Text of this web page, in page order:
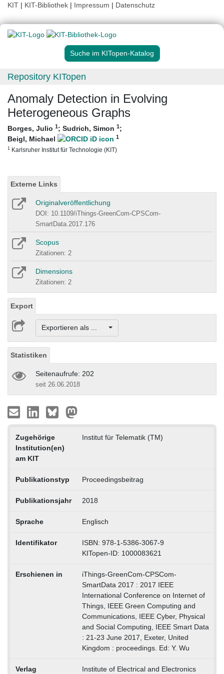
KIT | KIT-Bibliothek | Impressum | Datenschutz
Suche im KITopen-Katalog
Repository KITopen
Anomaly Detection in Evolving
Heterogeneous Graphs
Borges, Julio 1; Sudrich, Simon 1;
Beigl, Michael
1
1 Karlsruher Institut für Technologie (KIT)
Externe Links
Originalveröffentlichung
DOI: 10.1109/iThings-GreenCom-CPSCom-
SmartData.2017.176
Scopus
Zitationen: 2
Dimensions
Zitationen: 2
Export
Exportieren als ...
Statistiken
Seitenaufrufe: 202
seit 26.06.2018
Zugehörige
Institution(en)
am KIT
Institut für Telematik (TM)
Publikationstyp Proceedingsbeitrag
Publikationsjahr 2018
Sprache Englisch
Identifikator
ISBN: 978-1-5386-3067-9
KITopen-ID: 1000083621
Erschienen in
iThings-GreenCom-CPSCom-
SmartData 2017 : 2017 IEEE
International Conference on Internet of
Things, IEEE Green Computing and
Communications, IEEE Cyber, Physical
and Social Computing, IEEE Smart Data
: 21-23 June 2017, Exeter, United
Kingdom : proceedings. Ed: Y. Wu
Verlag Institute of Electrical and Electronics